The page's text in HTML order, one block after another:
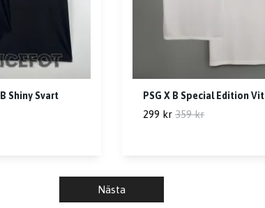
Shiny Svart PSG X B Special Edition Vit
299 kr 359 kr
Nästa